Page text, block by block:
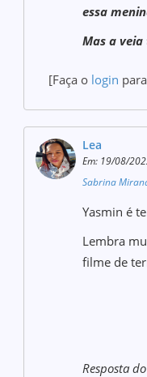
essa
Mas a
[Faça o login
Lea
Em: 19/08/
Sabrina
Yasmin é
Lembra
filme de
Resposta